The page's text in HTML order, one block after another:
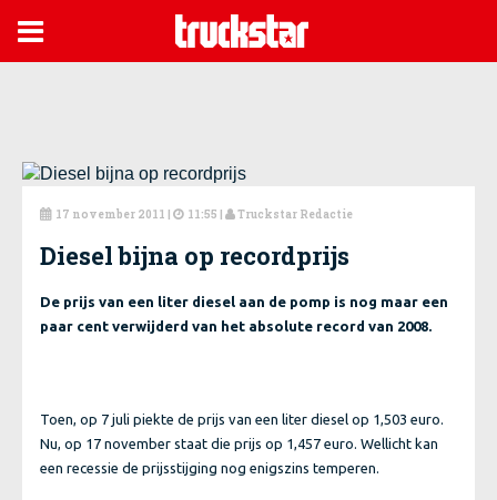

 17 november 2011 |  11:55 | Truckstar Redactie
Diesel bijna op recordprijs
De prijs van een liter diesel aan de pomp is nog maar een
paar cent verwijderd van het absolute record van 2008.
Toen, op 7 juli piekte de prijs van een liter diesel op 1,503 euro.
Nu, op 17 november staat die prijs op 1,457 euro. Wellicht kan
een recessie de prijsstijging nog enigszins temperen.